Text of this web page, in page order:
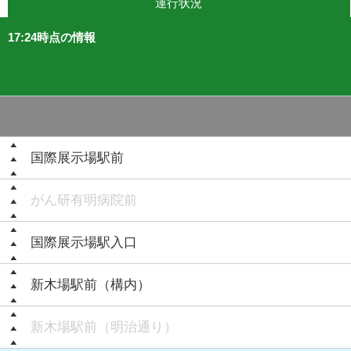
運行状況
17:24時点の情報
国際展示場駅前
がん研有明病院前
国際展示場駅入口
新木場駅前（構内）
新木場駅前（明治通り）